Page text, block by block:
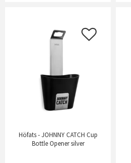
Höfats - JOHNNY CATCH Cup
Bottle Opener silver